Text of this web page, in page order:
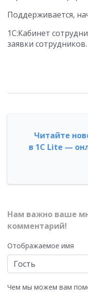
Поддерживается,
1С:Кабинет
заявки сотрудников.
Читайте
в 1С Lite —
Нам важно ваше
комментарий!
Отображаемое имя
Чем мы можем вам